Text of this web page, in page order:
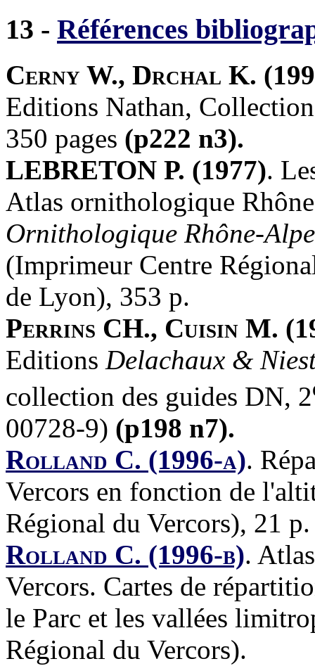
13 - Références
Cerny W., Drchal K.
Editions Nathan,
350 pages (p222 n3).
LEBRETON P. (1977).
Atlas ornithologique
Ornithologique Rhône-
(Imprimeur Centre
de Lyon), 353 p.
Perrins CH., Cuisin M.
Editions Delachaux &
collection des guides DN, 2
00728-9) (p198 n7).
Rolland C. (1996-a).
Vercors en fonction de
Régional du Vercors), 21 p.
Rolland C. (1996-b).
Vercors. Cartes de
le Parc et les vallées
Régional du Vercors).